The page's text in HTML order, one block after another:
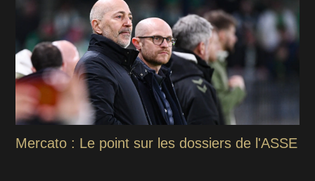
Mercato : Le point sur les dossiers de l'ASSE